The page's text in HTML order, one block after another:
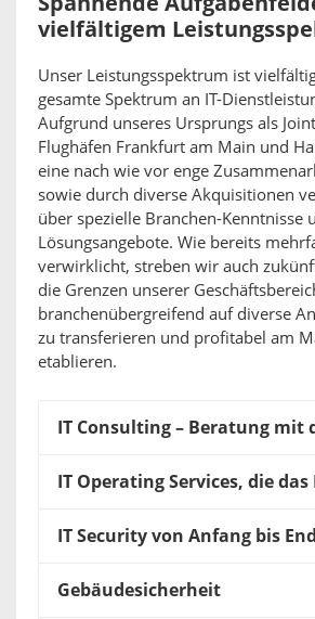
vielfältigem
Unser Leistungsspektrum ist
gesamte Spektrum an IT-
Aufgrund unseres Ursprungs als
Flughäfen Frankfurt am Main und
eine nach wie vor enge
sowie durch diverse Akquisitionen
über spezielle Branchen-Kenntnisse
Lösungsangebote. Wie bereits
verwirklicht, streben wir auch
die Grenzen unserer
branchenübergreifend auf diverse
zu transferieren und profitabel am
etablieren.
IT Security von Anfang bis
Gebäudesicherheit